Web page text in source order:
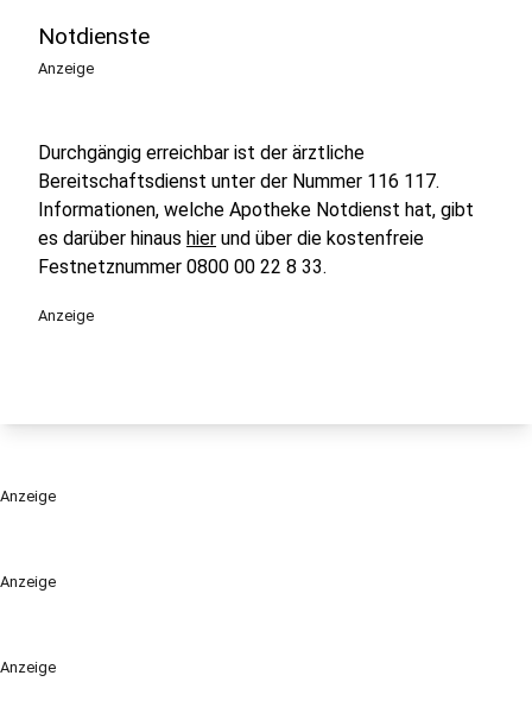
Anzeige
Anzeige
Notdienste
Anzeige
Durchgängig erreichbar ist der ärztliche
Bereitschaftsdienst unter der Nummer 116 117.
Informationen, welche Apotheke Notdienst hat, gibt
es darüber hinaus hier und über die kostenfreie
Festnetznummer 0800 00 22 8 33.
Anzeige
Anzeige